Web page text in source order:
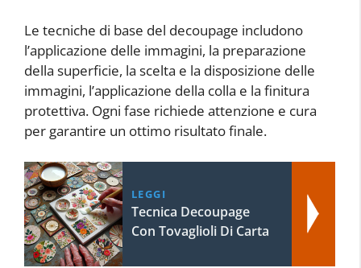
Le tecniche di base del decoupage includono
l’applicazione delle immagini, la preparazione
della superficie, la scelta e la disposizione delle
immagini, l’applicazione della colla e la finitura
protettiva. Ogni fase richiede attenzione e cura
per garantire un ottimo risultato finale.
LEGGI
Tecnica Decoupage
Con Tovaglioli Di Carta